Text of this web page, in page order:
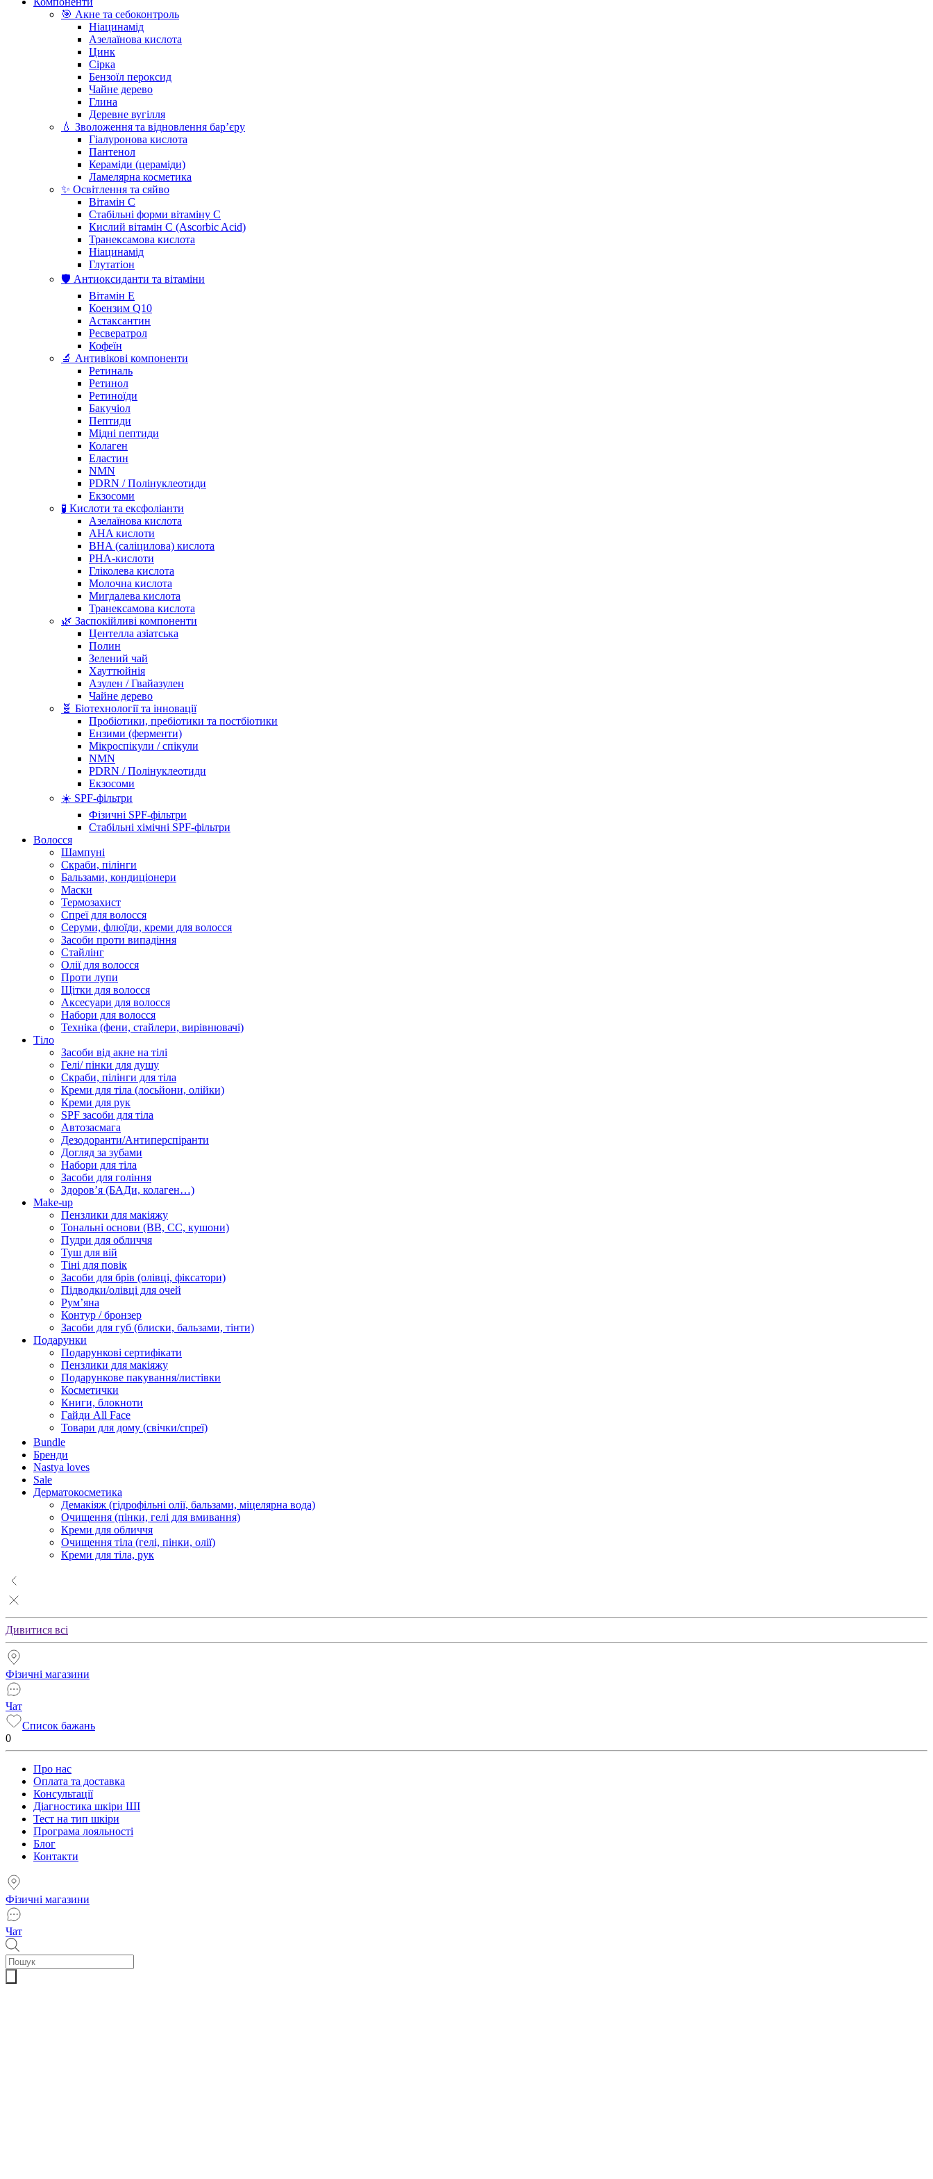
🎯 Акне та себоконтроль
Ніацинамід
Азелаїнова кислота
Цинк
Сірка
Бензоїл пероксид
Чайне дерево
Глина
Деревне вугілля
💧 Зволоження та відновлення бар’єру
Гіалуронова кислота
Пантенол
Кераміди (цераміди)
Ламелярна косметика
✨ Освітлення та сяйво
Вітамін С
Стабільні форми вітаміну С
Кислий вітамін С (Ascorbic Acid)
Транексамова кислота
Ніацинамід
Глутатіон
🛡️ Антиоксиданти та вітаміни
Вітамін Е
Коензим Q10
Астаксантин
Ресвератрол
Кофеїн
🔬 Антивікові компоненти
Ретиналь
Ретинол
Ретиноїди
Бакучіол
Пептиди
Мідні пептиди
Колаген
Еластин
NMN
PDRN / Полінуклеотиди
Екзосоми
🧪 Кислоти та ексфоліанти
Азелаїнова кислота
AHA кислоти
BHA (саліцилова) кислота
PHA-кислоти
Гліколева кислота
Молочна кислота
Мигдалева кислота
Транексамова кислота
🌿 Заспокійливі компоненти
Центелла азіатська
Полин
Зелений чай
Хауттюйнія
Азулен / Гвайазулен
Чайне дерево
🧬 Біотехнології та інновації
Пробіотики, пребіотики та постбіотики
Ензими (ферменти)
Мікроспікули / спікули
NMN
PDRN / Полінуклеотиди
Екзосоми
☀️ SPF-фільтри
Фізичні SPF-фільтри
Стабільні хімічні SPF-фільтри
Волосся
Шампуні
Скраби, пілінги
Бальзами, кондиціонери
Маски
Термозахист
Спреї для волосся
Серуми, флюїди, креми для волосся
Засоби проти випадіння
Стайлінг
Олії для волосся
Проти лупи
Щітки для волосся
Аксесуари для волосся
Набори для волосся
Техніка (фени, стайлери, вирівнювачі)
Тіло
Засоби від акне на тілі
Гелі/ пінки для душу
Скраби, пілінги для тіла
Креми для тіла (лосьйони, олійки)
Креми для рук
SPF засоби для тіла
Автозасмага
Дезодоранти/Антиперспіранти
Догляд за зубами
Набори для тіла
Засоби для гоління
Здоровʼя (БАДи, колаген…)
Make-up
Пензлики для макіяжу
Тональні основи (BB, CC, кушони)
Пудри для обличчя
Туш для вій
Тіні для повік
Засоби для брів (олівці, фіксатори)
Підводки/олівці для очей
Румʼяна
Контур / бронзер
Засоби для губ (блиски, бальзами, тінти)
Подарунки
Подарункові сертифікати
Пензлики для макіяжу
Подарункове пакування/листівки
Косметички
Книги, блокноти
Гайди All Face
Товари для дому (свічки/спреї)
Bundle
Бренди
Nastya loves
Sale
Дерматокосметика
Демакіяж (гідрофільні олії, бальзами, міцелярна вода)
Очищення (пінки, гелі для вмивання)
Креми для обличчя
Очищення тіла (гелі, пінки, олії)
Креми для тіла, рук
Дивитися всі
Фізичні магазини
Чат
Список бажань
0
Про нас
Оплата та доставка
Консультації
Діагностика шкіри ШІ
Тест на тип шкіри
Програма лояльності
Блог
Контакти
Фізичні магазини
Чат
Пошук
товарів